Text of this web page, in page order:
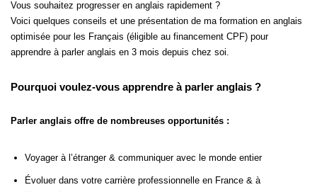
Vous souhaitez progresser en anglais rapidement ?
Voici quelques conseils et une présentation de ma formation en anglais
optimisée pour les Français (éligible au financement CPF) pour
apprendre à parler anglais en 3 mois depuis chez soi.
Pourquoi voulez-vous apprendre à parler anglais ?
Parler anglais offre de nombreuses opportunités :
Voyager à l’étranger & communiquer avec le monde entier
Évoluer dans votre carrière professionnelle en France & à